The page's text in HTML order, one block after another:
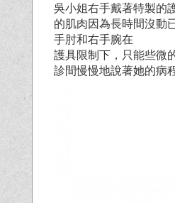
吳小姐右手戴著特製的
的肌肉因為長時間沒動
手肘和右手腕在
護具限制下，只能些微
診間慢慢地說著她的病程